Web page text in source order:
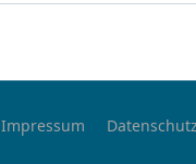
Impressum